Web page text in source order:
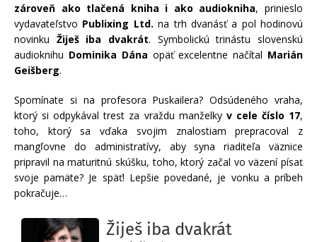
zároveň ako tlačená kniha i ako audiokniha, prinieslo
vydavateľstvo Publixing Ltd. na trh dvanásť a pol hodinovú
novinku Žiješ iba dvakrát. Symbolickú trinástu slovenskú
audioknihu Dominika Dána opäť excelentne načítal Marián
Geišberg.
Spomínate si na profesora Puskailera? Odsúdeného vraha,
ktorý si odpykával trest za vraždu manželky v cele číslo 17,
toho, ktorý sa vďaka svojim znalostiam prepracoval z
mangľovne do administratívy, aby syna riaditeľa väznice
pripravil na maturitnú skúšku, toho, ktorý začal vo väzení písať
svoje pamäte? Je späť! Lepšie povedané, je vonku a príbeh
pokračuje…